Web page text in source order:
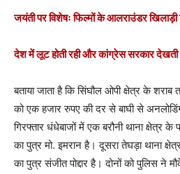
जयंती पर विशेषः फिल्मों के आलराउंडर
देश में लूट होती रही और कांग्रेस सरकार देखती
बताया जाता है कि सिंघौल ओपी क्षेत्र के शराब
को एक हजार रुपए की दर से बाघी से
गिरफ्तार धंधेबाजों में एक बरौनी थाना क्षेत्र के
का पुत्र मो. इमरान है। दूसरा तेघड़ा थाना क्षेत्र
का पुत्र संजीत पोद्दार है। दोनों को पुलिस ने